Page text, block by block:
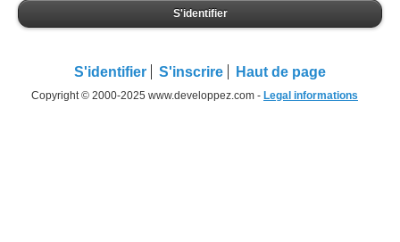
S'identifier
S'identifier S'inscrire Haut de page
Copyright © 2000-2025 www.developpez.com - Legal informations